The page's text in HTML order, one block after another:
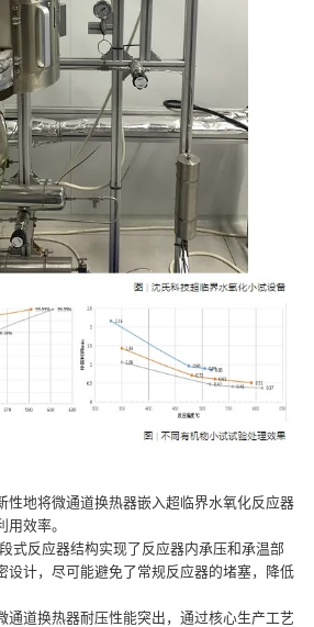
地将微通道换热器嵌入超临界水氧化反应器
效率。
式反应器结构实现了反应器内承压和承温部
设计，尽可能避免了常规反应器的堵塞，降低
道换热器耐压性能突出，通过核心生产工艺